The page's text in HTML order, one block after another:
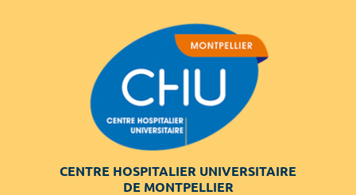
CENTRE HOSPITALIER UNIVERSITAIRE
DE MONTPELLIER